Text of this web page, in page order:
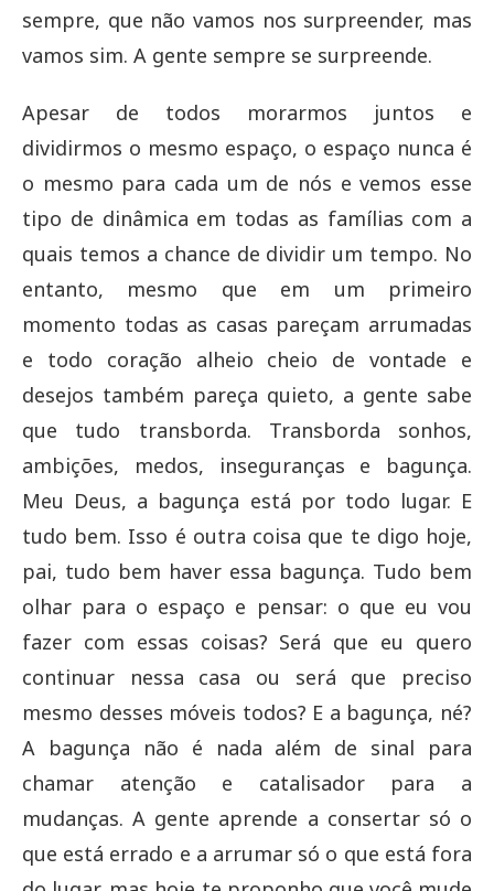
sempre, que não vamos nos surpreender, mas
vamos sim. A gente sempre se surpreende.
Apesar de todos morarmos juntos e
dividirmos o mesmo espaço, o espaço nunca é
o mesmo para cada um de nós e vemos esse
tipo de dinâmica em todas as famílias com a
quais temos a chance de dividir um tempo. No
entanto, mesmo que em um primeiro
momento todas as casas pareçam arrumadas
e todo coração alheio cheio de vontade e
desejos também pareça quieto, a gente sabe
que tudo transborda. Transborda sonhos,
ambições, medos, inseguranças e bagunça.
Meu Deus, a bagunça está por todo lugar. E
tudo bem. Isso é outra coisa que te digo hoje,
pai, tudo bem haver essa bagunça. Tudo bem
olhar para o espaço e pensar: o que eu vou
fazer com essas coisas? Será que eu quero
continuar nessa casa ou será que preciso
mesmo desses móveis todos? E a bagunça, né?
A bagunça não é nada além de sinal para
chamar atenção e catalisador para a
mudanças. A gente aprende a consertar só o
que está errado e a arrumar só o que está fora